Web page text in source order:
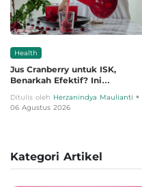
Health
Jus Cranberry untuk ISK,
Benarkah Efektif? Ini
Ditulis oleh Herzanindya Maulianti •
06 Agustus 2026
Kategori Artikel